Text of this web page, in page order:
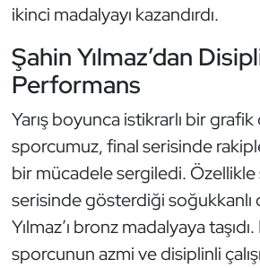
ikinci madalyayı kazandırdı.
Şahin Yılmaz’dan
Performans
Yarış boyunca istikrarlı bir grafik
sporcumuz, final serisinde
bir mücadele sergiledi. Özellikle
serisinde gösterdiği soğukkanlı
Yılmaz’ı bronz madalyaya
sporcunun azmi ve disiplinli
Kano ve Rafting
Karate
Kayak
Kempo
Kick Boks
Kürek